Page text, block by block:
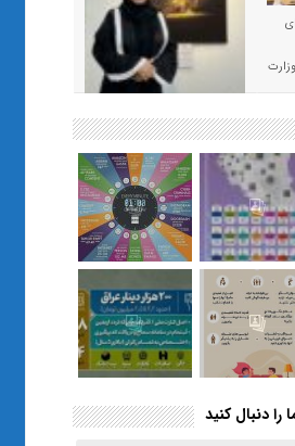
«صبر و اعتماد؛ روایت معلمی که
نسل Z را از بی‌هدفی به خودباوری
رساند / از یک کلاس ساده در قم تا
حضور مشترک معلم و هنرجویان
در مهم‌ترین گالری قرآنی هوش
مصنوعی تهران
دنبال کنید